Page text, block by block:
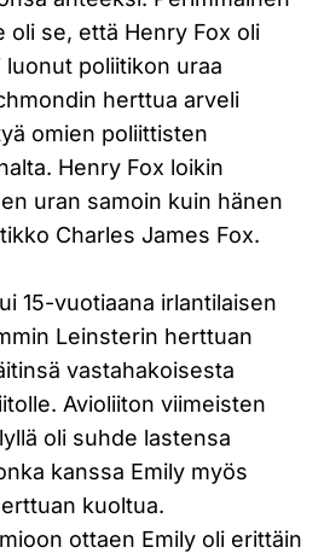
oli se, että Henry Fox oli
poliitikon uraa
herttua arveli
omien poliittisten
Henry Fox loikin
uran samoin kuin hänen
Charles James Fox.
15-vuotiaana irlantilaisen
Leinsterin herttuan
vastahakoisesta
Avioliiton viimeisten
oli suhde lastensa
kanssa Emily myös
kuoltua.
ottaen Emily oli erittäin